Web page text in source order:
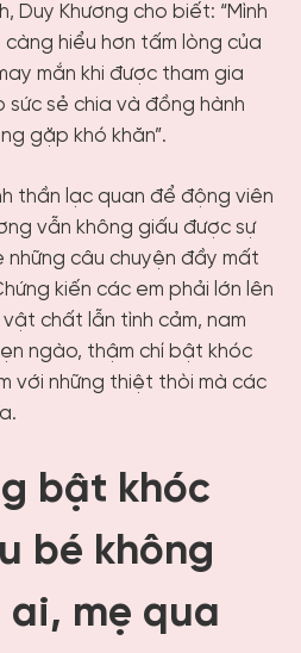
Duy Khương cho biết: “Mình
càng hiểu hơn tấm lòng của
mắn khi được tham gia
sức sẻ chia và đồng hành
gặp khó khăn”.
thần lạc quan để động viên
vẫn không giấu được sự
những câu chuyện đầy mất
kiến các em phải lớn lên
chất lẫn tình cảm, nam
ngào, thậm chí bật khóc
với những thiệt thòi mà các
bật khóc
bé không
mẹ qua